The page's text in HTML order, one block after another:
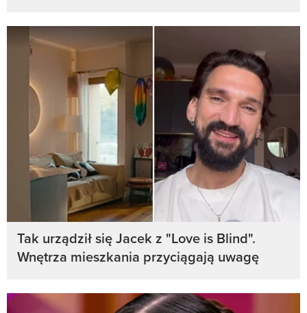
Tak urządził się Jacek z "Love is Blind".
Wnętrza mieszkania przyciągają uwagę